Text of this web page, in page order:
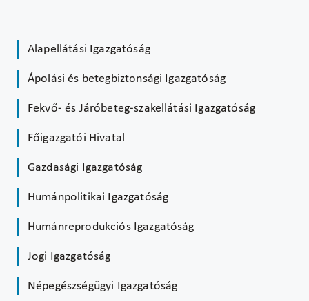
Alapellátási Igazgatóság
Ápolási és betegbiztonsági Igazgatóság
Fekvő- és Járóbeteg-szakellátási Igazgatóság
Főigazgatói Hivatal
Gazdasági Igazgatóság
Humánpolitikai Igazgatóság
Humánreprodukciós Igazgatóság
Jogi Igazgatóság
Népegészségügyi Igazgatóság